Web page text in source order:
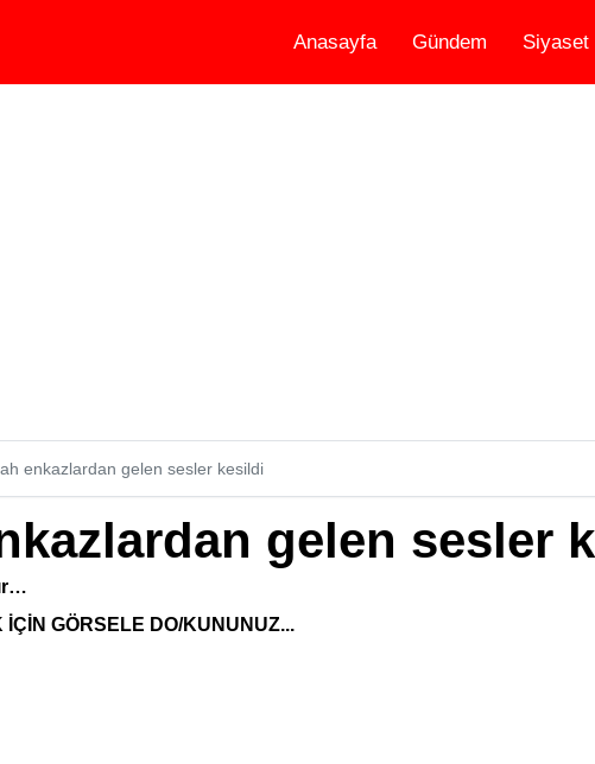
Anasayfa Gündem Siyaset
enkazlardan gelen sesler kesildi
gelen sesler
GÖRSELE DO/KUNUNUZ...